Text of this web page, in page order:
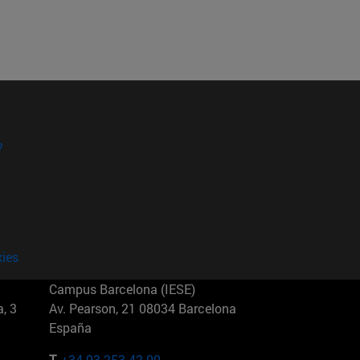
3
Campus Barcelona (IESE)
Av. Pearson, 21 08034 Barcelona
España